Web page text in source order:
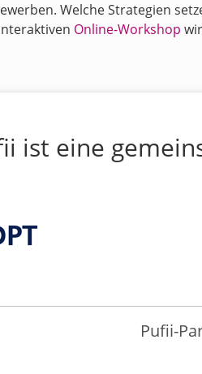
Welche Strategien
Online-Workshop
ist eine
Pufii-